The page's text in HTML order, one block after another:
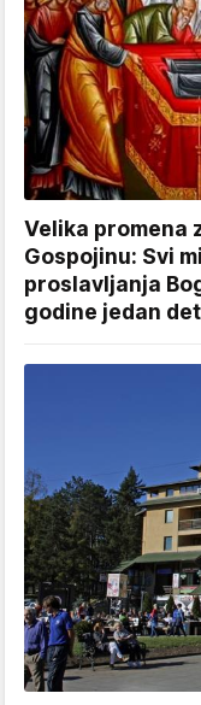
Velika promena
Gospojinu: Svi
proslavljanja
godine jedan